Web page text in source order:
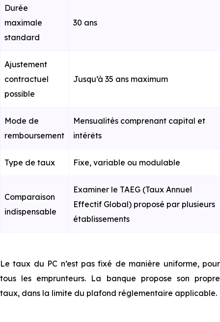
Durée
maximale
standard
30 ans
Ajustement
contractuel
possible
Jusqu’à 35 ans maximum
Mode de
remboursement
Mensualités comprenant capital et
intérêts
Type de taux Fixe, variable ou modulable
Comparaison
indispensable
Examiner le TAEG (Taux Annuel
Effectif Global) proposé par plusieurs
établissements
Le taux du PC n’est pas fixé de manière uniforme, pour
tous les emprunteurs. La banque propose son propre
taux, dans la limite du plafond réglementaire applicable.